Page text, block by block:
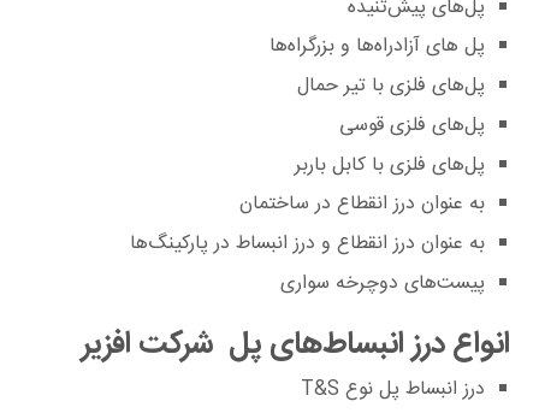
پل‌های پیش‌تنیده
پل ‌های آزادراه‌ها و بزرگراه‌ها
پل‌های فلزی با تیر حمال
پل‌های فلزی قوسی
پل‌های فلزی با کابل باربر
به عنوان درز انقطاع در ساختمان
به عنوان درز انقطاع و درز انبساط در پارکینگ‌ها
پیست‌های دوچرخه‌ سواری
انواع درز انبساط‌های پل شرکت افزیر
درز انبساط پل نوع T&S